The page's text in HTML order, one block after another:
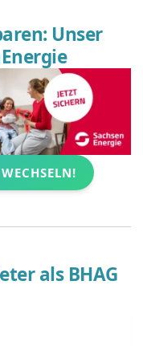
Unser
als BHAG